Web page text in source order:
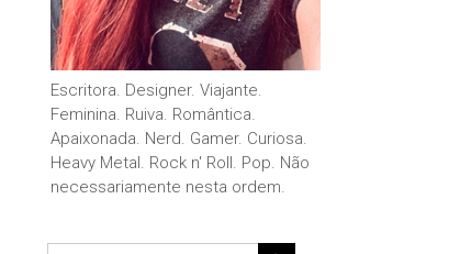
Escritora. Designer. Viajante.
Feminina. Ruiva. Romântica.
Apaixonada. Nerd. Gamer. Curiosa.
Heavy Metal. Rock n' Roll. Pop. Não
necessariamente nesta ordem.